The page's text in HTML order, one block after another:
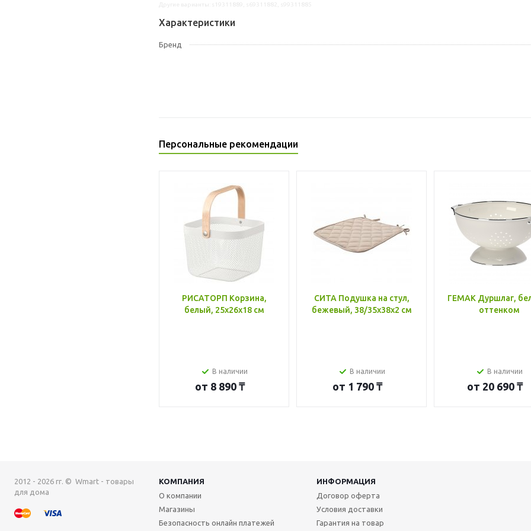
Характеристики
Бренд
Персональные рекомендации
РИСАТОРП Корзина,
белый, 25x26x18 см
В наличии
от 8 890 ₸
СИТА Подушка на стул,
бежевый, 38/35x38x2 см
В наличии
от 1 790 ₸
ГЕМАК Дуршлаг,
оттенком
В наличии
от 20 690 ₸
2012 - 2026 гг. © Wmart - товары
для дома
КОМПАНИЯ
ИНФОРМАЦИЯ
О компании
Магазины
Безопасность онлайн платежей
Договор оферта
Условия доставки
Гарантия на товар